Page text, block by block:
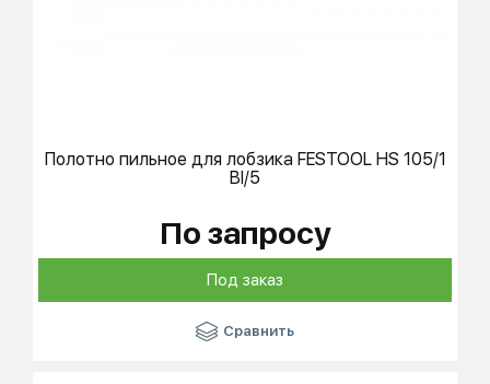
Полотно пильное для лобзика FESTOOLHS 105/1
BI/5
По запросу
Под заказ
Сравнить